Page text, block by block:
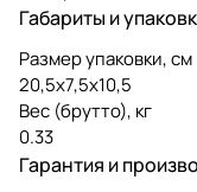
Габариты и
Размер упаковки, см
20,5х7,5х10,5
Вес (брутто), кг
0.33
Гарантия и